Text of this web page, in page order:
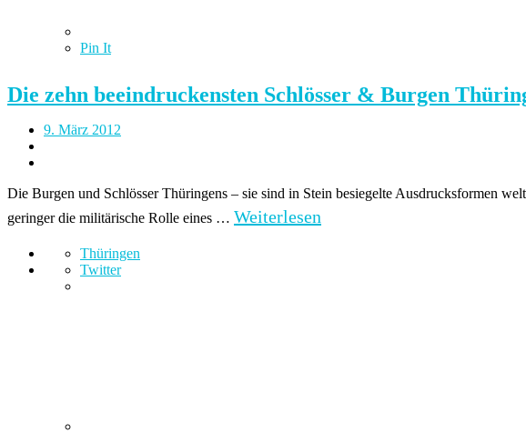
Pin It
Die zehn beeindruckensten Schlösser & Burgen
9. März 2012
Die Burgen und Schlösser Thüringens – sie sind in Stein besiegelte Ausdrucksformen
geringer die militärische Rolle eines … Weiterlesen
Thüringen
Twitter